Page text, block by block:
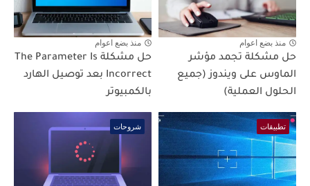
منذ بضع اعوام
حل مشكلة تجمد مؤشر
الماوس على ويندوز (جميع
الحلول العملية)
منذ بضع اعوام
حل مشكلة The Parameter Is
Incorrect بعد توصيل الهارد
بالكمبيوتر
تطبيقات شروحات